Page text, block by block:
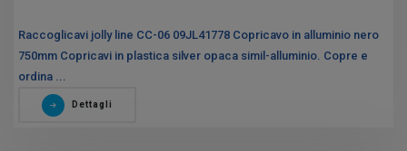
Raccoglicavi jolly line CC-06 09JL41778 Copricavo in alluminio nero
750mm Copricavi in plastica silver opaca simil-alluminio. Copre e
ordina ...
Dettagli